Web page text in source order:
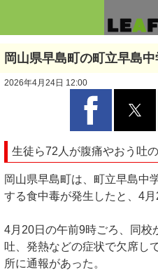
岡山県早島町の町立早島
2026年4月24日 12:00
生徒ら72人が腹痛やおう吐
岡山県早島町は、町立早島中
する食中毒が発生したと、4月
4月20日の午前9時ごろ、同校
吐、発熱などの症状で欠席し
所に通報があった。